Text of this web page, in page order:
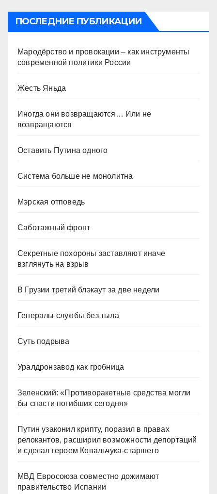
ПОСЛЕДНИЕ ПУБЛИКАЦИИ
Мародёрство и провокации – как инструменты
современной политики России
Жесть Яньда
Иногда они возвращаются… Или не
возвращаются
Оставить Путина одного
Система больше не монолитна
Мэрская отповедь
Саботажный фронт
Секретные похороны заставляют иначе
взглянуть на взрыв
В Грузии третий блэкаут за две недели
Генералы службы без тыла
Суть подрыва
Уралдронзавод как гробница
Зеленский: «Противоракетные средства могли
бы спасти погибших сегодня»
Путин узаконил крипту, поразил в правах
релокантов, расширил возможности депортаций
и сделал героем Ковальчука-старшего
МВД Евросоюза совместно дожимают
правительство Испании